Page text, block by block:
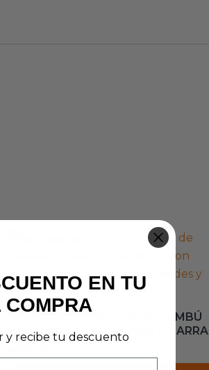
BANDEJA DE MADERA DE BAMBÚ
REDONDA DE 28 cm CON PIZARRA
EN TU
COMPRA
y recibe tu descuento